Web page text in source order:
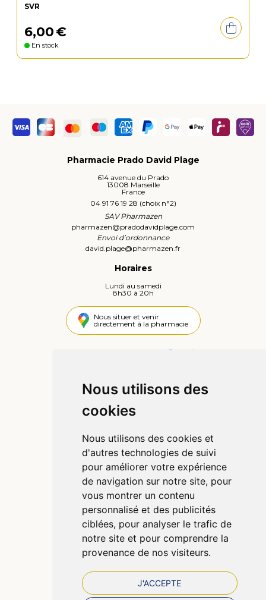
Nous utilisons des
cookies
Nous utilisons des cookies et
d'autres technologies de suivi
pour améliorer votre expérience
de navigation sur notre site, pour
vous montrer un contenu
personnalisé et des publicités
ciblées, pour analyser le trafic de
notre site et pour comprendre la
provenance de nos visiteurs.
J'ACCEPTE
SVR
6,00€
En stock
Pharmacie Prado David Plage
614 avenue du Prado
13008 Marseille
France
04 91 76 19 28 (choix n°2)
SAV Pharmazen
pharmazen@pradodavidplage.com
Envoi d’ordonnance
david.plage@pharmazen.fr
Horaires
Lundi au samedi
8h30 à 20h
Nous situer et venir
directement à la pharmacie
Informations
Qui sommes-nous ?
Déclarer un effet indésirable
Mentions légales
CGV
Données personnelles
Cookies
Préférences Cookies